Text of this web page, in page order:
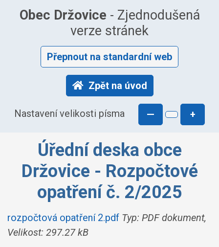
Obec Držovice - Zjednodušená
verze stránek
Přepnout na standardní web
Zpět na úvod
Nastavení velikosti písma — +
Úřední deska obce
Držovice - Rozpočtové
opatření č. 2/2025
rozpočtová opatření 2.pdf Typ: PDF dokument,
Velikost: 297.27 kB